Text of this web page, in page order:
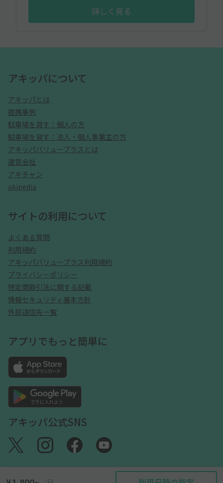
詳しく見る
アキッパについて
アキッパとは
提携事例
駐車場を貸す：個人の方
駐車場を貸す：法人・個人事業主の方
アキッパバリュープラスとは
運営会社
アキチャン
akipedia
サイトの利用について
よくある質問
利用規約
アキッパバリュープラス利用規約
プライバシーポリシー
特定商取引法に関する記載
情報セキュリティ基本方針
外部送信先一覧
アプリでもっと簡単に
アキッパ公式SNS